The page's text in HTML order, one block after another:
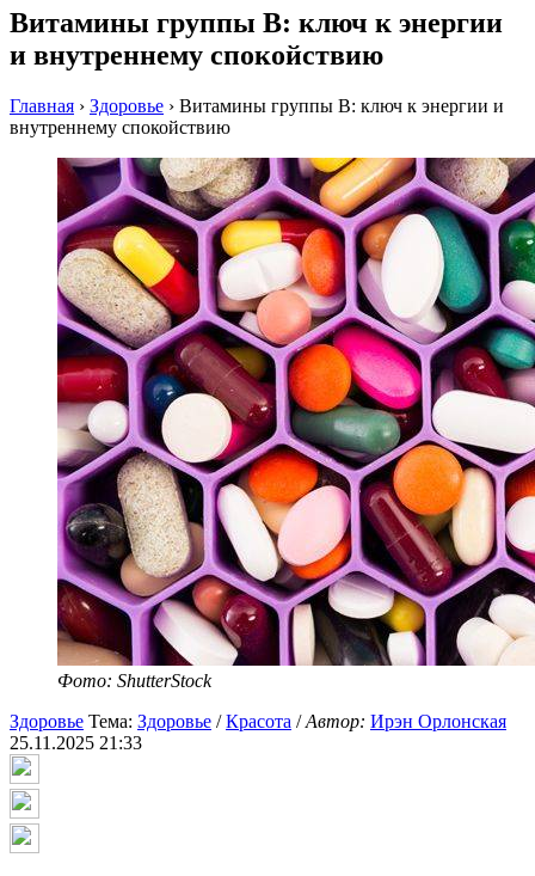
Витамины группы B: ключ к энергии
и внутреннему спокойствию
Главная › Здоровье › Витамины группы B: ключ к энергии и
внутреннему спокойствию
Фото: ShutterStock
Здоровье Тема: Здоровье /Красота /Автор: Ирэн Орлонская
25.11.2025 21:33